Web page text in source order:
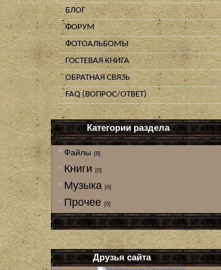
БЛОГ
ФОРУМ
ФОТОАЛЬБОМЫ
ГОСТЕВАЯ КНИГА
ОБРАТНАЯ СВЯЗЬ
FAQ (ВОПРОС/ОТВЕТ)
Категории раздела
Файлы [8]
Книги [0]
Музыка [0]
Прочее [0]
Друзья сайта